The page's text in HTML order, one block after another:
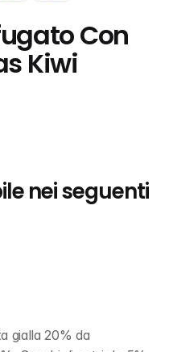
Con
Kiwi
nei seguenti
gialla 20% da